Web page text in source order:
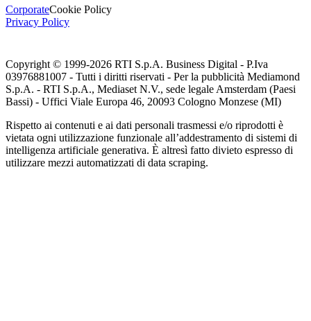
CorporateCookie Policy
Privacy Policy
Copyright © 1999-2026 RTI S.p.A. Business Digital - P.Iva
03976881007 - Tutti i diritti riservati - Per la pubblicità Mediamond
S.p.A. - RTI S.p.A., Mediaset N.V., sede legale Amsterdam (Paesi
Bassi) - Uffici Viale Europa 46, 20093 Cologno Monzese (MI)
Rispetto ai contenuti e ai dati personali trasmessi e/o riprodotti è
vietata ogni utilizzazione funzionale all’addestramento di sistemi di
intelligenza artificiale generativa. È altresì fatto divieto espresso di
utilizzare mezzi automatizzati di data scraping.